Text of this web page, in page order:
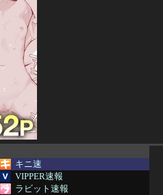
キニ速
VIPPER速報
ラビット速報